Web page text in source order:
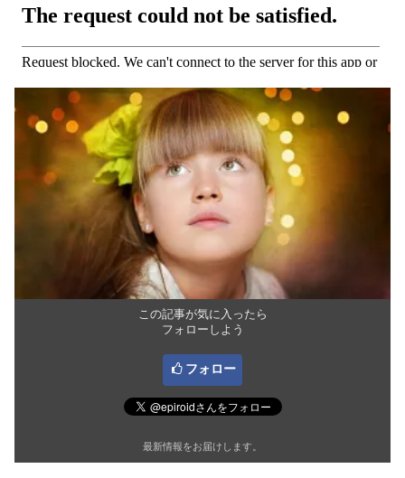
この記事が気に入ったら
フォローしよう
フォロー
最新情報をお届けします。